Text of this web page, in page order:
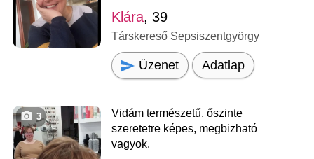
Klára, 39
Társkereső Sepsiszentgyörgy
Üzenet Adatlap
3
Vidám természetű, őszinte
szeretetre képes, megbizható
vagyok.